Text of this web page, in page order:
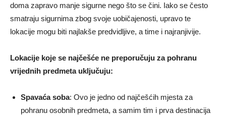
doma zapravo manje sigurne nego što se čini. Iako se često
smatraju sigurnima zbog svoje uobičajenosti, upravo te
lokacije mogu biti najlakše predvidljive, a time i najranjivije.
Lokacije koje se najčešće ne preporučuju za pohranu
vrijednih predmeta uključuju:
Spavaća soba: Ovo je jedno od najčešćih mjesta za
pohranu osobnih predmeta, a samim tim i prva destinacija